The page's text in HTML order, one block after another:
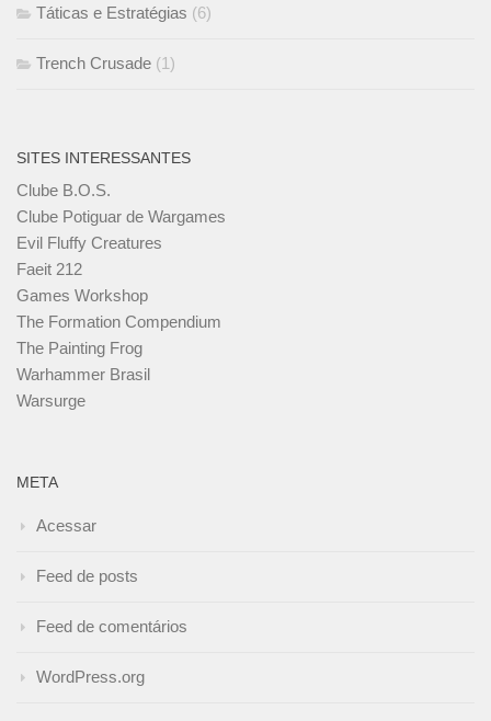
Táticas e Estratégias (6)
Trench Crusade (1)
SITES INTERESSANTES
Clube B.O.S.
Clube Potiguar de Wargames
Evil Fluffy Creatures
Faeit 212
Games Workshop
The Formation Compendium
The Painting Frog
Warhammer Brasil
Warsurge
META
Acessar
Feed de posts
Feed de comentários
WordPress.org